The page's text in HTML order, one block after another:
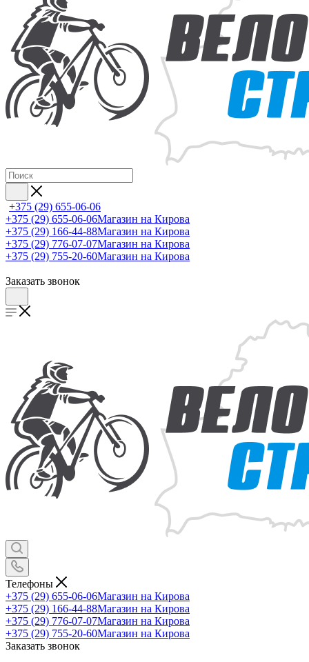
+375 (29) 655-06-06
+375 (29) 655-06-06Магазин на Кирова
+375 (29) 166-44-88Магазин на Кирова
+375 (29) 776-07-07Магазин на Кирова
+375 (29) 755-20-60Магазин на Кирова
Заказать звонок
Телефоны
+375 (29) 655-06-06Магазин на Кирова
+375 (29) 166-44-88Магазин на Кирова
+375 (29) 776-07-07Магазин на Кирова
+375 (29) 755-20-60Магазин на Кирова
Заказать звонок